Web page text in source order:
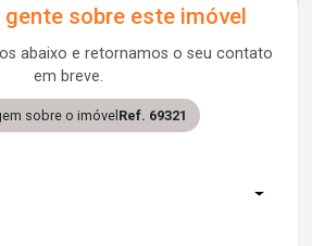
gente sobre este imóvel
abaixo e retornamos o seu contato
em breve.
sobre o imóvelRef. 69321